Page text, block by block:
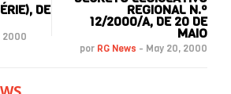
DE
2000
REGIONAL N.º
12/2000/A, DE 20 DE
MAIO
por RG News - May 20, 2000